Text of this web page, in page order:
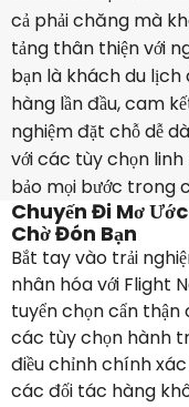
cả phải chăng mà
tảng thân thiện với
bạn là khách du lịch
hàng lần đầu, cam
nghiệm đặt chỗ dễ
với các tùy chọn linh
bảo mọi bước trong
Chuyến Đi Mơ
Chờ Đón Bạn
Bắt tay vào trải
nhân hóa với Flight
tuyển chọn cẩn
các tùy chọn hành
điều chỉnh chính
các đối tác hàng